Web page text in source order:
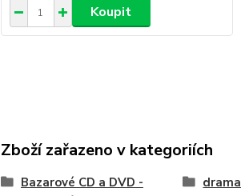
Koupit
Zboží zařazeno v kategoriích
Bazarové CD a DVD -
drama